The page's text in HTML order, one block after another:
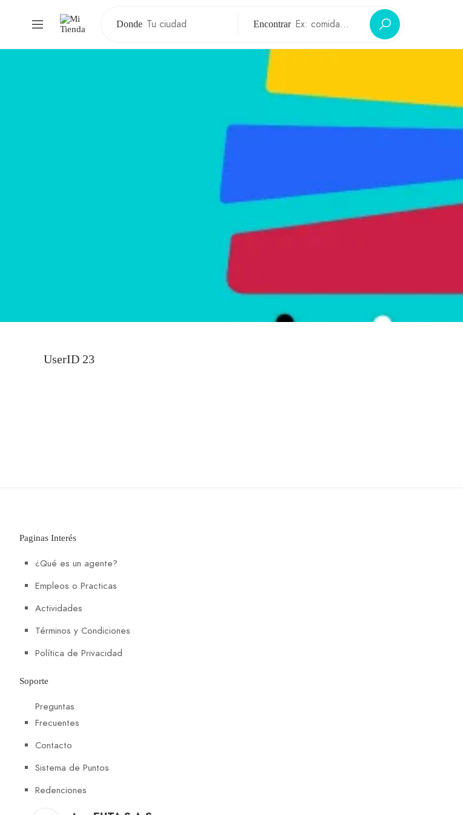
Donde Encontrar
UserID 23
Paginas Interés
¿Qué es un agente?
Empleos o Practicas
Actividades
Términos y Condiciones
Política de Privacidad
Soporte
Preguntas
Frecuentes
Contacto
Sistema de Puntos
Redenciones